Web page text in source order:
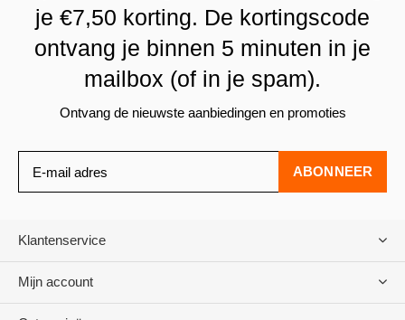
je €7,50 korting. De kortingscode
ontvang je binnen 5 minuten in je
mailbox (of in je spam).
Ontvang de nieuwste aanbiedingen en promoties
ABONNEER
Klantenservice
Mijn account